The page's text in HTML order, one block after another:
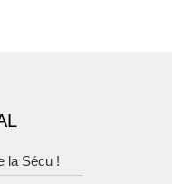
la Sécu !